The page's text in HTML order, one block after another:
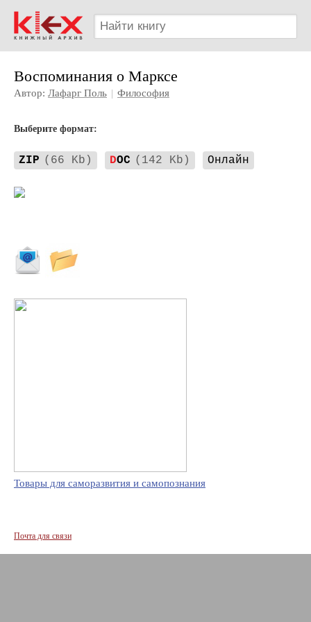
Воспоминания о Марксе
Автор: Лафарг Поль | Философия
Выберите формат:
ZIP (66 Kb) DOC (142 Kb) Онлайн
Товары для саморазвития и самопознания
Почта для связи